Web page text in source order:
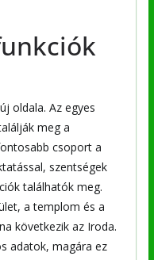
oldala. Az egyes
meg a
csoport a
szentségek
találhatók meg.
a templom és a
következik az Iroda.
adatok, magára ez